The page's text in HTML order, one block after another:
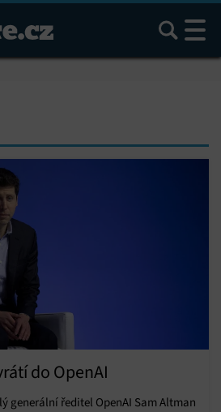
Hledat
do OpenAI
generální ředitel OpenAI Sam Altman